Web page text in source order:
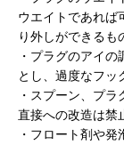
ウエイトであれば
り外しができるも
・プラグのアイ
とし、過度なフッ
・スプーン、プ
直接への改造は禁
・フロート剤や発